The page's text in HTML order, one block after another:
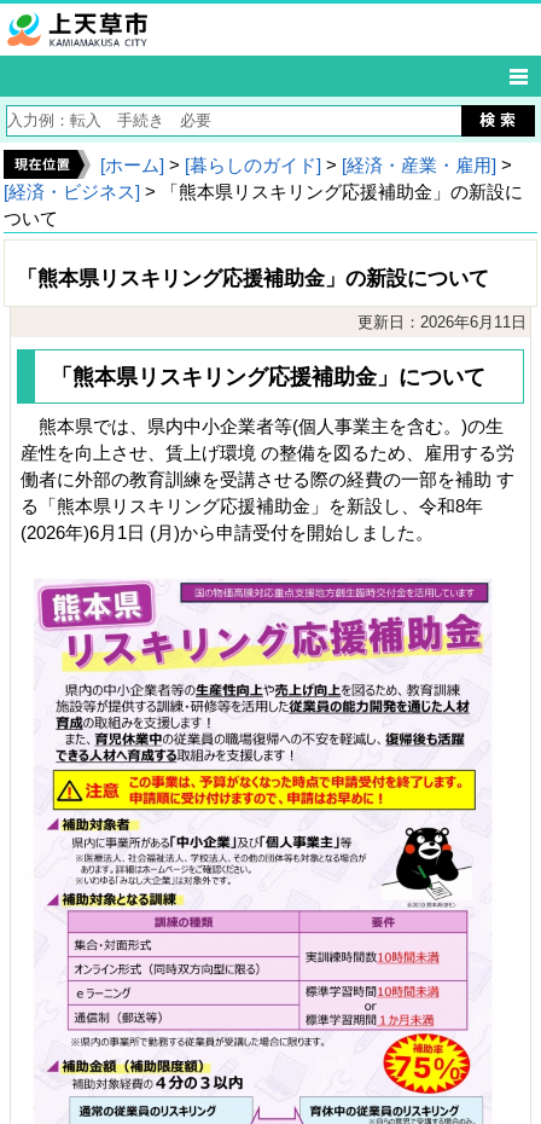
[ホーム] > [暮らしのガイド] > [経済・産業・雇用] >
[経済・ビジネス] > 「熊本県リスキリング応援補助金」の新設に
ついて
「熊本県リスキリング応援補助金」の新設について
更新日：2026年6月11日
「熊本県リスキリング応援補助金」について
熊本県では、県内中小企業者等(個人事業主を含む。)の生
産性を向上させ、賃上げ環境 の整備を図るため、雇用する労
働者に外部の教育訓練を受講させる際の経費の一部を補助 す
る「熊本県リスキリング応援補助金」を新設し、令和8年
(2026年)6月1日 (月)から申請受付を開始しました。